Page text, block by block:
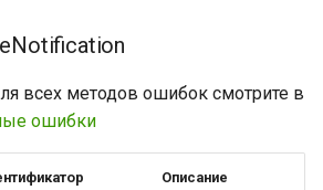
всех методов ошибок смотрите в
ошибки
Описание